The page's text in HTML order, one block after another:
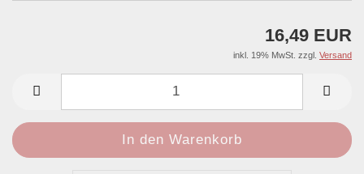
16,49 EUR
inkl. 19% MwSt. zzgl. Versand